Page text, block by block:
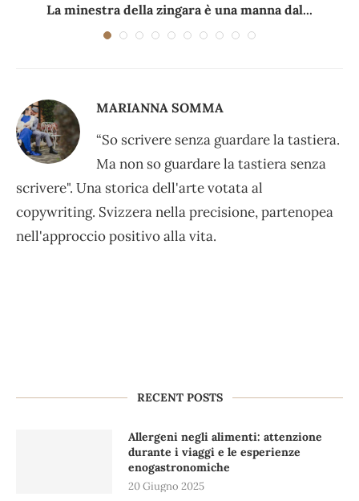
La minestra della zingara è una manna dal...
MARIANNA SOMMA
“So scrivere senza guardare la tastiera.
Ma non so guardare la tastiera senza
scrivere". Una storica dell'arte votata al
copywriting. Svizzera nella precisione, partenopea
nell'approccio positivo alla vita.
RECENT POSTS
Allergeni negli alimenti: attenzione
durante i viaggi e le esperienze
enogastronomiche
20 Giugno 2025